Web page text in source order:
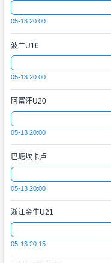
05-13 20:00
波兰U16
05-13 20:00
阿富汗U20
05-13 20:00
巴塘坎卡卢
05-13 20:00
浙江金牛U21
05-13 20:15